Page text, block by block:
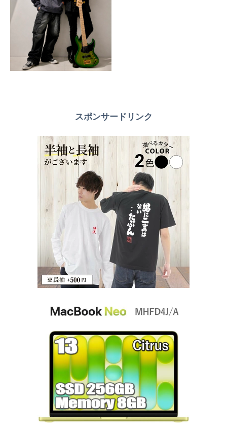
スポンサードリンク